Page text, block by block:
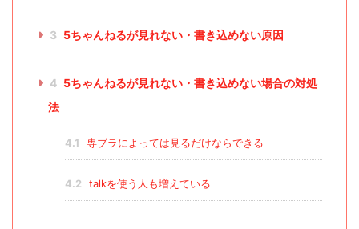
3 5ちゃんねるが見れない・書き込めない原因
4 5ちゃんねるが見れない・書き込めない場合の対処
法
4.1 専ブラによっては見るだけならできる
4.2 talkを使う人も増えている